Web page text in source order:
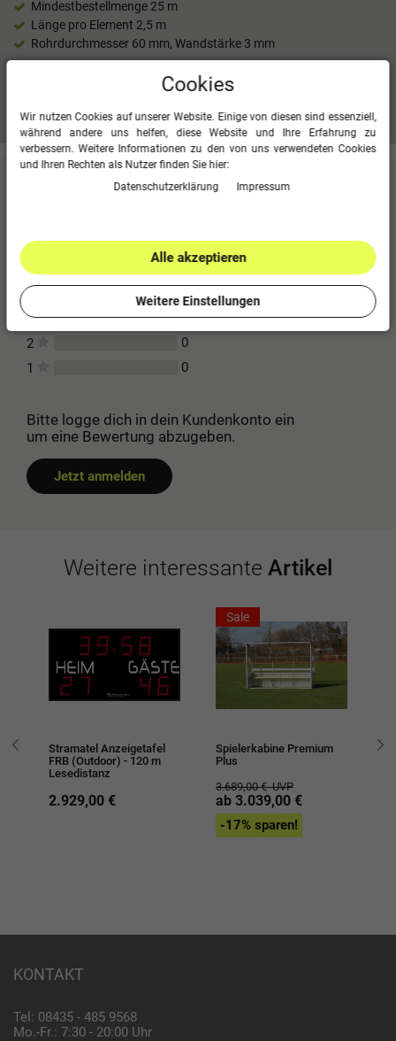
Mindestbestellmenge 25 m
Länge pro Element 2,5 m
Rohrdurchmesser 60 mm, Wandstärke 3 mm
Kundenbewertungen (0)
Kundenbewertung.
5
4
0
3
0
2
0
1
0
Bitte logge dich in dein Kundenkonto ein
um eine Bewertung abzugeben.
Jetzt anmelden
Weitere interessante Artikel
Stramatel Anzeigetafel
FRB (Outdoor) - 120 m
Lesedistanz
2.929,00 €
Sale
Spielerkabine Premium
Plus
3.689,00 €UVP
ab 3.039,00 €
-17% sparen!
KONTAKT
Tel: 08435 - 485 9568
Mo.-Fr.: 7:30 - 20:00 Uhr
Cookies
Wir nutzen Cookies auf unserer Website. Einige von diesen sind essenziell,
während andere uns helfen, diese Website und Ihre Erfahrung zu
verbessern. Weitere Informationen zu den von uns verwendeten Cookies
und Ihren Rechten als Nutzer finden Sie hier:
Daten­schutz­erklärung
Impressum
Alle akzeptieren
Weitere Einstellungen